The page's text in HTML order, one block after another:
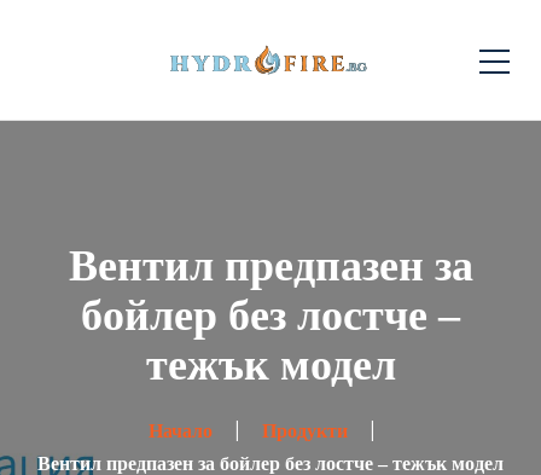
Вентил предпазен за
бойлер без лостче –
тежък модел
Начало
Продукти
Вентил предпазен за бойлер без лостче – тежък модел